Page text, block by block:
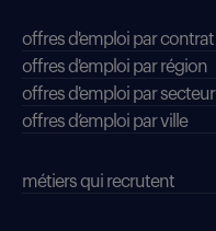
offres d'emploi par contrat
offres d'emploi par région
offres d'emploi par secteur
offres d’emploi par ville
métiers qui recrutent